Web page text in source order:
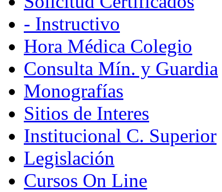
- Instructivo
Hora Médica Colegio
Consulta Mín. y Guardia
Monografías
Sitios de Interes
Institucional C. Superior
Legislación
Cursos On Line